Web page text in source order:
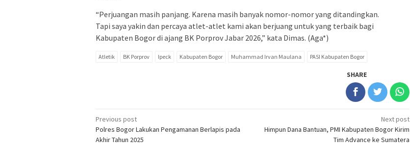
“Perjuangan masih panjang. Karena masih banyak nomor-nomor yang ditandingkan.
Tapi saya yakin dan percaya atlet-atlet kami akan berjuang untuk yang terbaik bagi
Kabupaten Bogor di ajang BK Porprov Jabar 2026,” kata Dimas. (Aga*)
Atletik BK Porprov Ipeck Kabupaten Bogor Muhammad Irvan Maulana PASI Kabupaten Bogor
SHARE
Post
navigation
Previous post
Polres Bogor Lakukan Pengamanan Berlapis pada
Akhir Tahun 2025
Next post
Himpun Dana Bantuan, PMI Kabupaten Bogor Kirim
Tim Advance ke Sumatera